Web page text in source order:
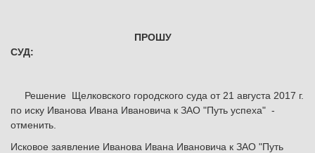
ПРОШУ
СУД:
Решение Щелковского городского суда от 21 августа 2017 г.
по иску Иванова Ивана Ивановича к ЗАО "Путь успеха" -
отменить.
Исковое заявление Иванова Ивана Ивановича к ЗАО "Путь